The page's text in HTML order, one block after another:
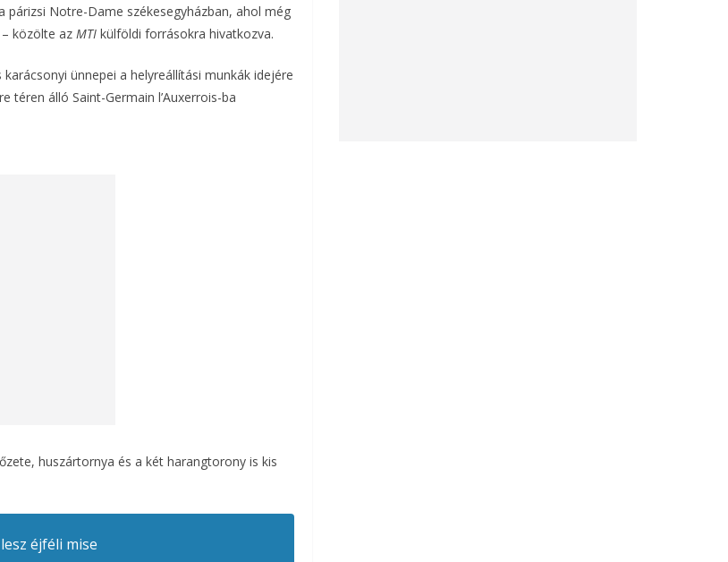
Notre-Dame székesegyházban, ahol még
közölte az MTI külföldi forrásokra hivatkozva.
ünnepei a helyreállítási munkák idejére
álló Saint-Germain l’Auxerrois-ba
huszártornya és a két harangtorony is kis
éjféli mise